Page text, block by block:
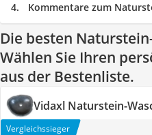
Kommentare zum
Die besten
Wählen Sie Ihren
aus der Bestenliste.
Vidaxl Naturstein-
Vergleichssieger